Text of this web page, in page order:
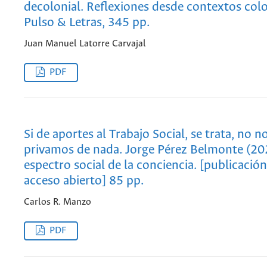
decolonial. Reflexiones desde contextos
Pulso & Letras, 345 pp.
Juan Manuel Latorre Carvajal
PDF
Si de aportes al Trabajo Social, se trata, no
privamos de nada. Jorge Pérez Belmonte
espectro social de la conciencia.
acceso abierto] 85 pp.
Carlos R. Manzo
PDF